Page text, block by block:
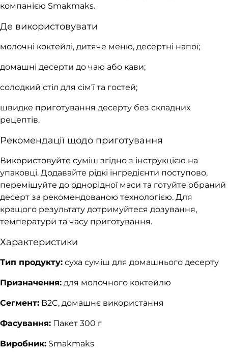
компанією Smakmaks.
Де використовувати
молочні коктейлі, дитяче меню, десертні напої;
домашні десерти до чаю або кави;
солодкий стіл для сім’ї та гостей;
швидке приготування десерту без складних
рецептів.
Рекомендації щодо приготування
Використовуйте суміш згідно з інструкцією на
упаковці. Додавайте рідкі інгредієнти поступово,
перемішуйте до однорідної маси та готуйте обраний
десерт за рекомендованою технологією. Для
кращого результату дотримуйтеся дозування,
температури та часу приготування.
Характеристики
Тип продукту: суха суміш для домашнього десерту
Призначення: для молочного коктейлю
Сегмент: B2C, домашнє використання
Фасування: Пакет 300 г
Виробник: Smakmaks